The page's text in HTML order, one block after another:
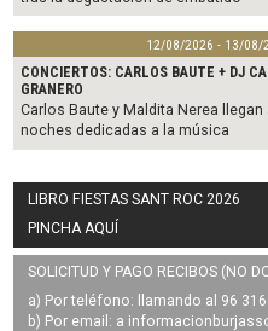
12/08/2026 - 13/08/
CONCIERTOS: CARLOS BAUTE + DJ
GRANERO
Carlos Baute y Maldita Nerea
noches dedicadas a la música
LIBRO FIESTAS SANT ROC 2026
PINCHA AQUÍ
SOLICITUD Y PAGO RECIBOS (NO
a) Por teléfono: llamando al 96 316
b) Por email: a